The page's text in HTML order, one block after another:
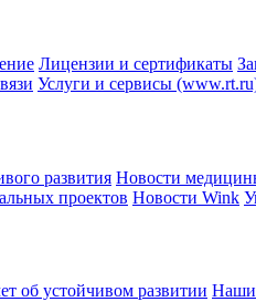
Лицензии и сертификаты
Услуги и сервисы
развития Новости
проектов Новости Wink
об устойчивом развитии Наши